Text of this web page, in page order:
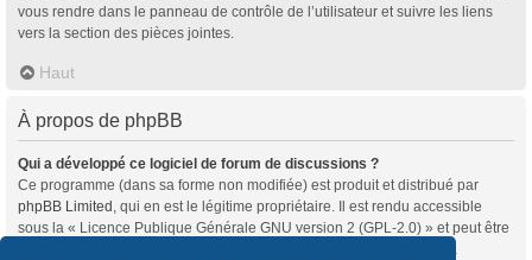
vous rendre dans le panneau de contrôle de l’utilisateur et suivre les liens
vers la section des pièces jointes.
Haut
À propos de phpBB
Qui a développé ce logiciel de forum de discussions ?
Ce programme (dans sa forme non modifiée) est produit et distribué par
phpBB Limited , qui en est le légitime propriétaire. Il est rendu accessible
sous la « Licence Publique Générale GNU version 2 (GPL-2.0) » et peut être